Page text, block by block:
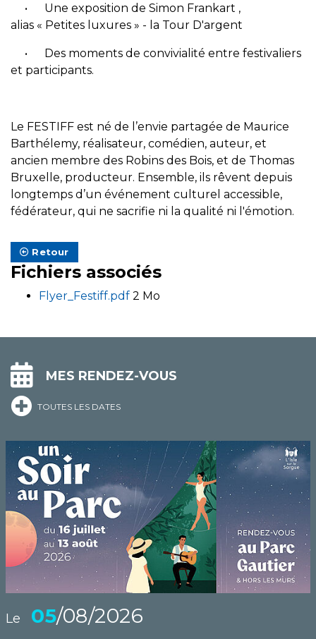
• Une exposition de Simon Frankart ,
alias « Petites luxures » - la Tour D'argent
• Des moments de convivialité entre festivaliers
et participants.
Le FESTIFF est né de l’envie partagée de Maurice
Barthélemy, réalisateur, comédien, auteur, et
ancien membre des Robins des Bois, et de Thomas
Bruxelle, producteur. Ensemble, ils rêvent depuis
longtemps d’un événement culturel accessible,
fédérateur, qui ne sacrifie ni la qualité ni l'émotion.
Retour
Fichiers associés
Flyer_Festiff.pdf 2 Mo
MES RENDEZ-VOUS
TOUTES LES DATES
Le 05/08/2026